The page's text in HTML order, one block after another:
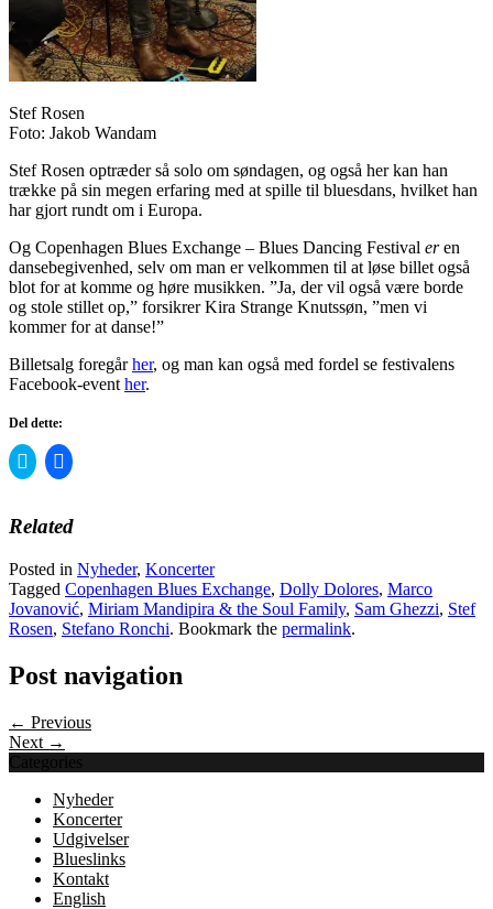
Stef Rosen
Foto: Jakob Wandam
Stef Rosen optræder så solo om søndagen, og også her kan han
trække på sin megen erfaring med at spille til bluesdans, hvilket han
har gjort rundt om i Europa.
Og Copenhagen Blues Exchange – Blues Dancing Festival eren
dansebegivenhed, selv om man er velkommen til at løse billet også
blot for at komme og høre musikken. ”Ja, der vil også være borde
og stole stillet op,” forsikrer Kira Strange Knutssøn, ”men vi
kommer for at danse!”
Billetsalg foregårher, og man kan også med fordel se festivalens
Facebook-event her.
Del dette:
Click
to
Twitter
(Opens
new
window)
Click
to
Facebook
(Opens
new
window)
Related
Posted in Nyheder, Koncerter
Tagged Copenhagen Blues Exchange, Dolly Dolores, Marco
Jovanović, Miriam Mandipira & the Soul Family, Sam Ghezzi, Stef
Rosen, Stefano Ronchi. Bookmark the permalink.
Post navigation
← Previous
Next →
Categories
Nyheder
Koncerter
Udgivelser
Blueslinks
Kontakt
English